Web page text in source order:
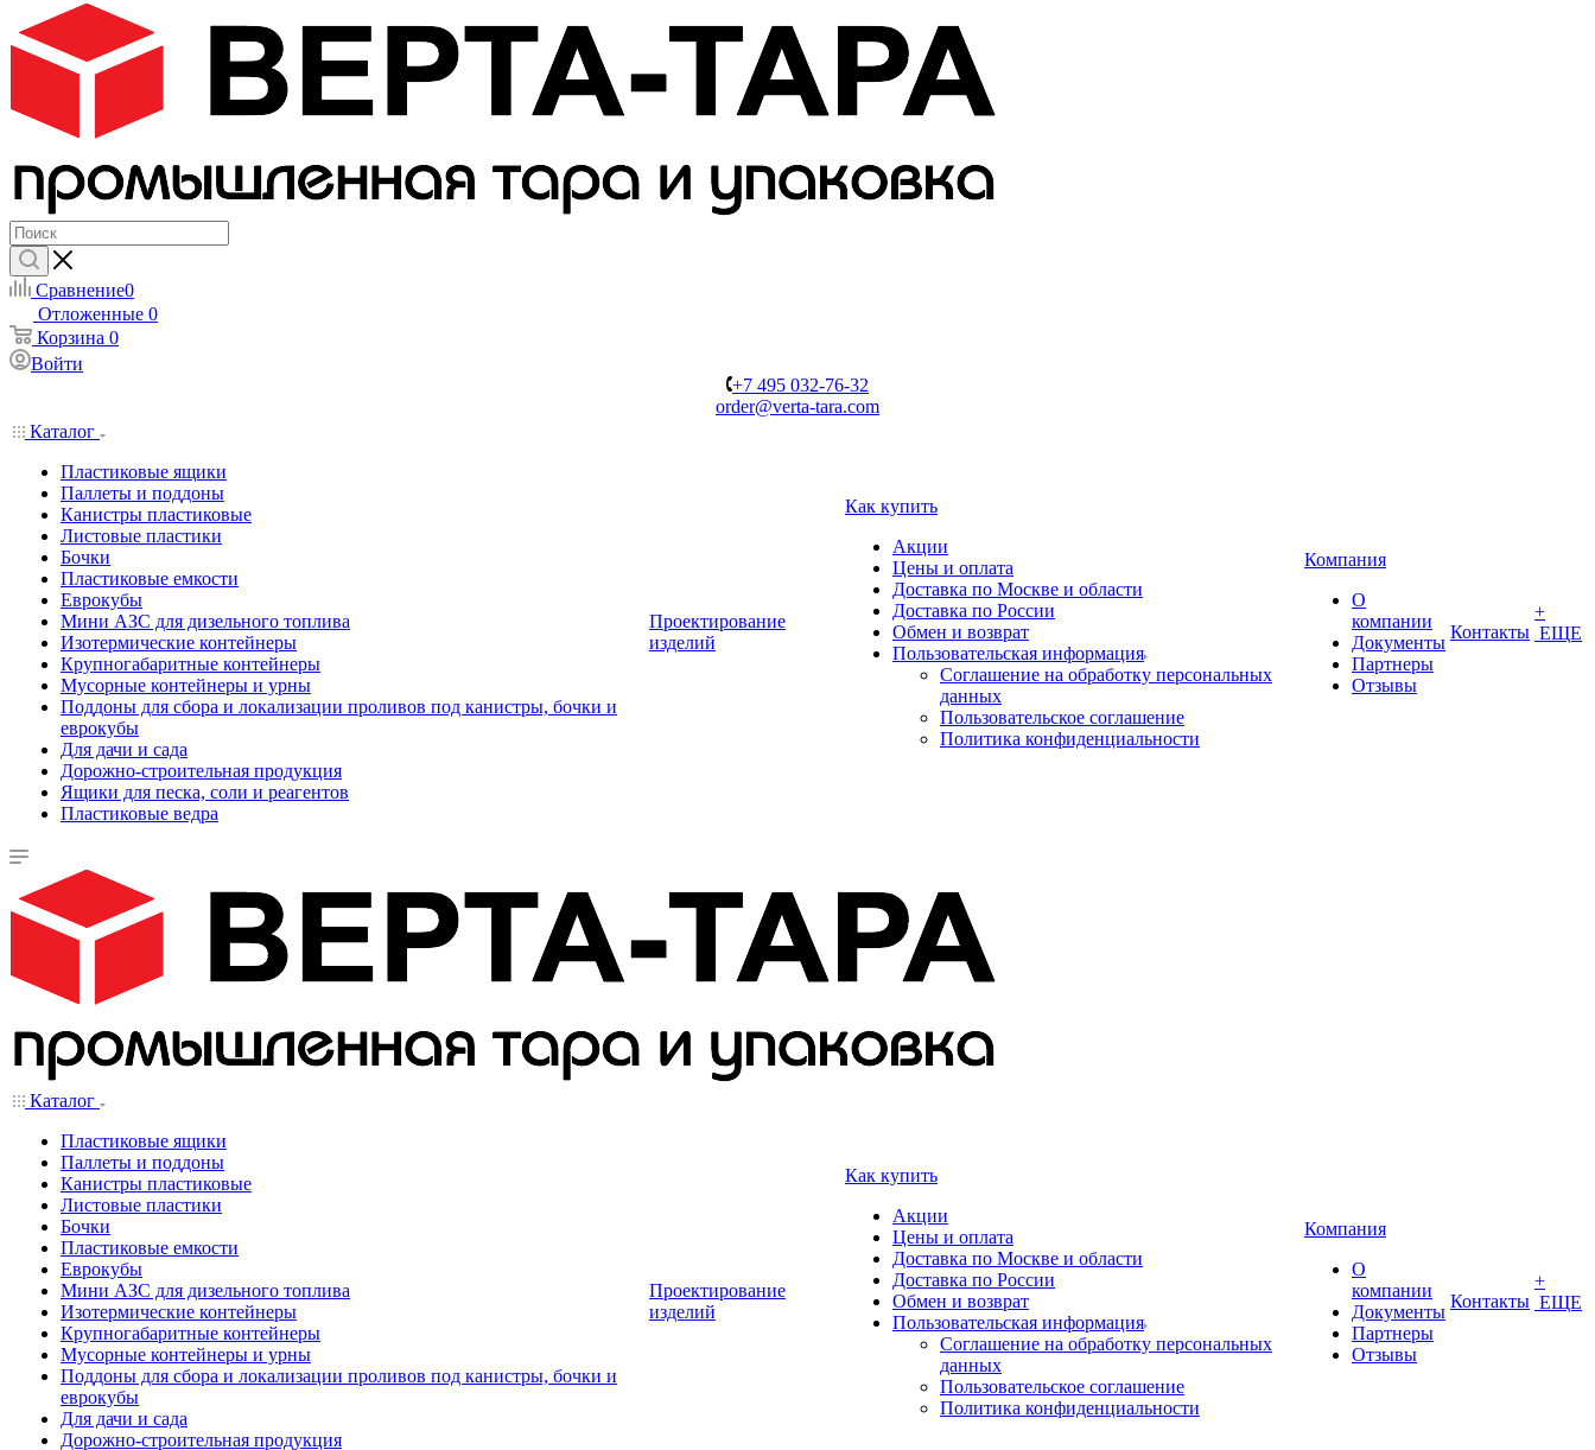
Сравнение0
Отложенные 0
Корзина 0
Войти
+7 495 032-76-32
order@verta-tara.com
Каталог
Пластиковые ящики
Паллеты и поддоны
Канистры пластиковые
Листовые пластики
Бочки
Пластиковые емкости
Еврокубы
Мини АЗС для дизельного топлива
Изотермические контейнеры
Крупногабаритные контейнеры
Мусорные контейнеры и урны
Поддоны для сбора и локализации проливов под канистры, бочки и
еврокубы
Для дачи и сада
Дорожно-строительная продукция
Ящики для песка, соли и реагентов
Пластиковые ведра
Проектирование
изделий
Как купить
Акции
Цены и оплата
Доставка по Москве и области
Доставка по России
Обмен и возврат
Пользовательская информация
Соглашение на обработку персональных
данных
Пользовательское соглашение
Политика конфиденциальности
Компания
О
компании
Документы
Партнеры
Отзывы
Контакты
+
ЕЩЕ
Каталог
Пластиковые ящики
Паллеты и поддоны
Канистры пластиковые
Листовые пластики
Бочки
Пластиковые емкости
Еврокубы
Мини АЗС для дизельного топлива
Изотермические контейнеры
Крупногабаритные контейнеры
Мусорные контейнеры и урны
Поддоны для сбора и локализации проливов под канистры, бочки и
еврокубы
Для дачи и сада
Дорожно-строительная продукция
Проектирование
изделий
Как купить
Акции
Цены и оплата
Доставка по Москве и области
Доставка по России
Обмен и возврат
Пользовательская информация
Соглашение на обработку персональных
данных
Пользовательское соглашение
Политика конфиденциальности
Компания
О
компании
Документы
Партнеры
Отзывы
Контакты
+
ЕЩЕ